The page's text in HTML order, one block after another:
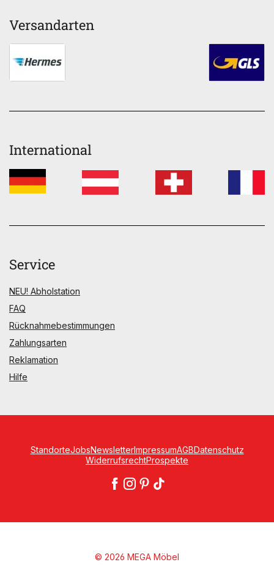
Versandarten
International
Service
NEU! Abholstation
FAQ
Rücknahmebestimmungen
Zahlungsarten
Reklamation
Hilfe
StandorteJobsNewsletterImpressumAGBDatenschutz
WiderrufsrechtProspekte
© 2026 MEGA Möbel